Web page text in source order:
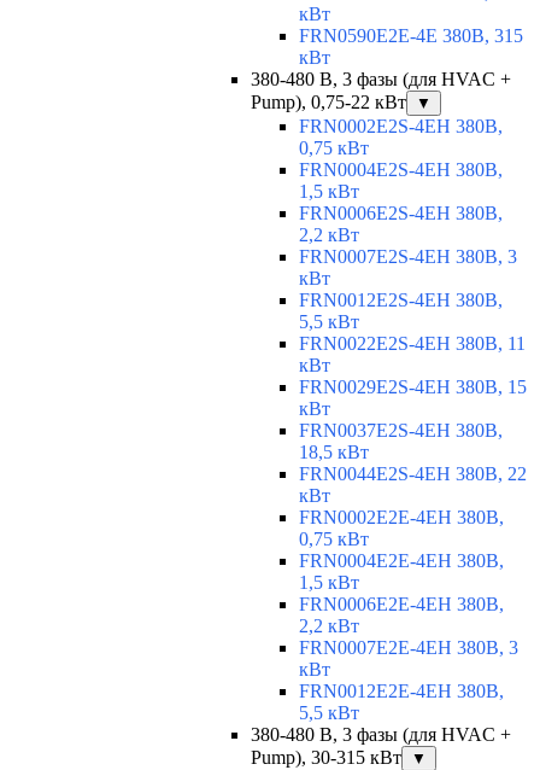
кВт
FRN0590E2E-4E 380В, 315
кВт
380-480 В, 3 фазы (для HVAC +
Pump), 0,75-22 кВт
▼
FRN0002E2S-4EH 380В,
0,75 кВт
FRN0004E2S-4EH 380В,
1,5 кВт
FRN0006E2S-4EH 380В,
2,2 кВт
FRN0007E2S-4EH 380В, 3
кВт
FRN0012E2S-4EH 380В,
5,5 кВт
FRN0022E2S-4EH 380В, 11
кВт
FRN0029E2S-4EH 380В, 15
кВт
FRN0037E2S-4EH 380В,
18,5 кВт
FRN0044E2S-4EH 380В, 22
кВт
FRN0002E2E-4EH 380В,
0,75 кВт
FRN0004E2E-4EH 380В,
1,5 кВт
FRN0006E2E-4EH 380В,
2,2 кВт
FRN0007E2E-4EH 380В, 3
кВт
FRN0012E2E-4EH 380В,
5,5 кВт
380-480 В, 3 фазы (для HVAC +
Pump), 30-315 кВт
▼